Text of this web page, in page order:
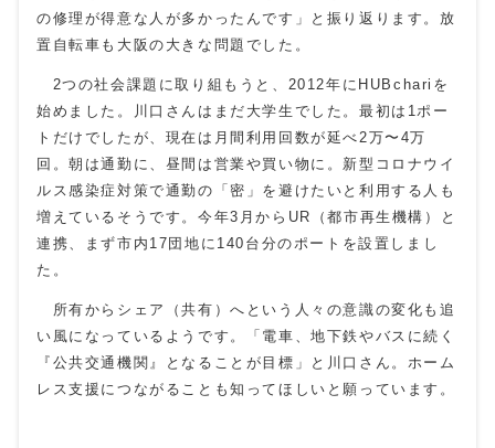
の修理が得意な人が多かったんです」と振り返ります。放
置自転車も大阪の大きな問題でした。
2つの社会課題に取り組もうと、2012年にHUBchariを
始めました。川口さんはまだ大学生でした。最初は1ポー
トだけでしたが、現在は月間利用回数が延べ2万〜4万
回。朝は通勤に、昼間は営業や買い物に。新型コロナウイ
ルス感染症対策で通勤の「密」を避けたいと利用する人も
増えているそうです。今年3月からUR（都市再生機構）と
連携、まず市内17団地に140台分のポートを設置しまし
た。
所有からシェア（共有）へという人々の意識の変化も追
い風になっているようです。「電車、地下鉄やバスに続く
『公共交通機関』となることが目標」と川口さん。ホーム
レス支援につながることも知ってほしいと願っています。